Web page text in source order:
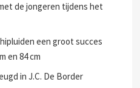
de jongeren tijdens het
een groot succes
en 84 cm
in J.C. De Border